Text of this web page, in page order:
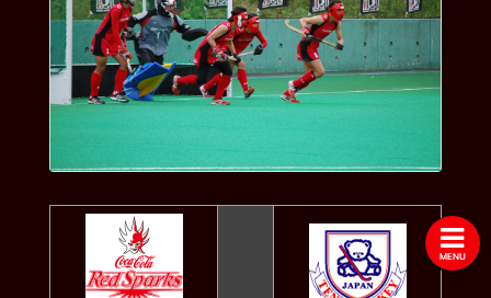
2016
2015
2014
2013
2012
2010
2009
MENU